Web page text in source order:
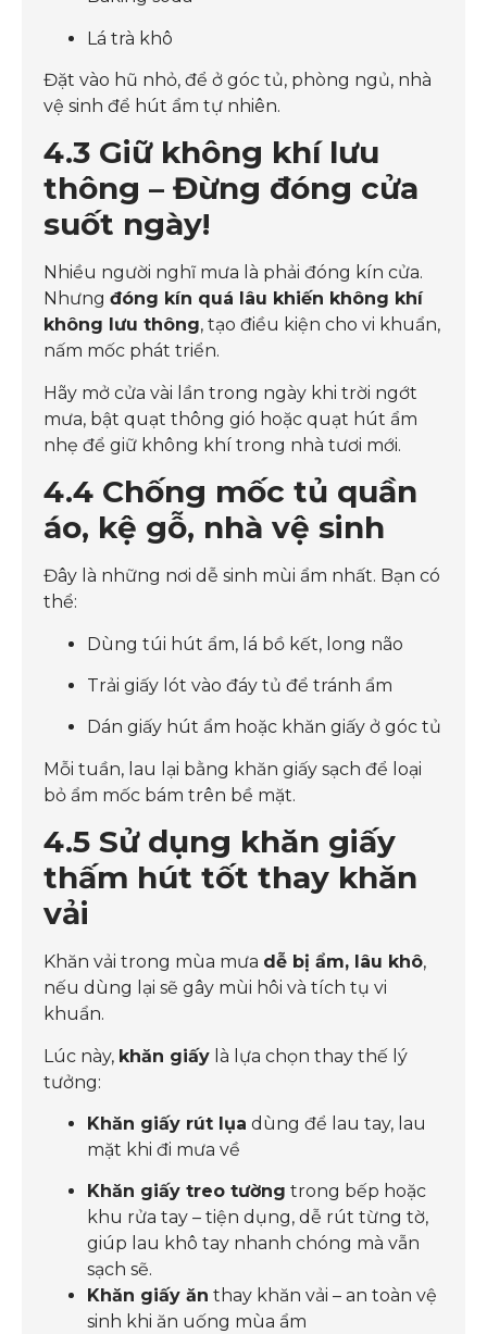
Lá trà khô
Đặt vào hũ nhỏ, để ở góc tủ, phòng ngủ, nhà
vệ sinh để hút ẩm tự nhiên.
4.3 Giữ không khí lưu
thông – Đừng đóng cửa
suốt ngày!
Nhiều người nghĩ mưa là phải đóng kín cửa.
Nhưng đóng kín quá lâu khiến không khí
không lưu thông, tạo điều kiện cho vi khuẩn,
nấm mốc phát triển.
Hãy mở cửa vài lần trong ngày khi trời ngớt
mưa, bật quạt thông gió hoặc quạt hút ẩm
nhẹ để giữ không khí trong nhà tươi mới.
4.4 Chống mốc tủ quần
áo, kệ gỗ, nhà vệ sinh
Đây là những nơi dễ sinh mùi ẩm nhất. Bạn có
thể:
Dùng túi hút ẩm, lá bồ kết, long não
Trải giấy lót vào đáy tủ để tránh ẩm
Dán giấy hút ẩm hoặc khăn giấy ở góc tủ
Mỗi tuần, lau lại bằng khăn giấy sạch để loại
bỏ ẩm mốc bám trên bề mặt.
4.5 Sử dụng khăn giấy
thấm hút tốt thay khăn
vải
Khăn vải trong mùa mưa dễ bị ẩm, lâu khô,
nếu dùng lại sẽ gây mùi hôi và tích tụ vi
khuẩn.
Lúc này, khăn giấy là lựa chọn thay thế lý
tưởng:
Khăn giấy rút lụa dùng để lau tay, lau
mặt khi đi mưa về
Khăn giấy treo tường trong bếp hoặc
khu rửa tay – tiện dụng, dễ rút từng tờ,
giúp lau khô tay nhanh chóng mà vẫn
sạch sẽ.
Khăn giấy ăn thay khăn vải – an toàn vệ
sinh khi ăn uống mùa ẩm